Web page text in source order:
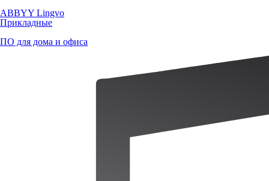
ABBYY Lingvo
Прикладные
ПО для дома и офиса